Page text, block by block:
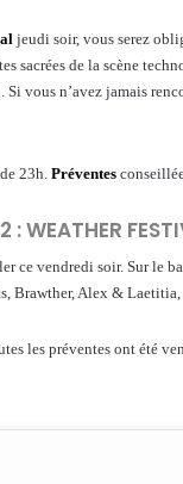
jeudi soir, vous serez
sacrées de la scène
vous n’avez jamais
23h. Préventes
:WEATHER
ce vendredi soir. Sur le
Brawther, Alex &
les préventes ont été